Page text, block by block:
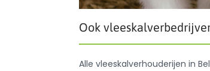
Ook
Alle vleeskalverhouderijen in